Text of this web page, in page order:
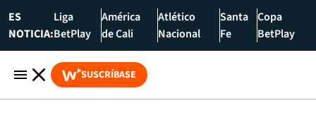
ES
NOTICIA:
Liga
BetPlay
América
de Cali
Atlético
Nacional
Santa
Fe
Copa
BetPlay
SUSCRÍBASE